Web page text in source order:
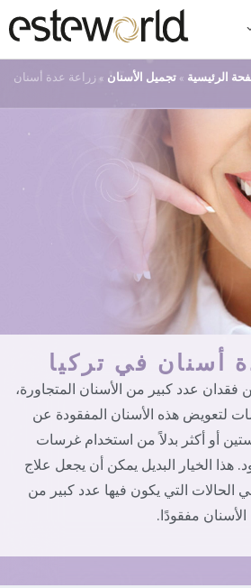
الرئيسية » تجميل الأسنان » زراعة عدة أسنان
أسنان في تركيا
فقدان عدد كبير من الأسنان المتجاورة،
لتعويض هذه الأسنان المفقودة عن
أو أكثر بدلاً من استخدام غرسات
الخيار البديل يمكن أن يجعل علاج
الحالات التي يكون فيها عدد كبير من
الأسنان مفقودًا.